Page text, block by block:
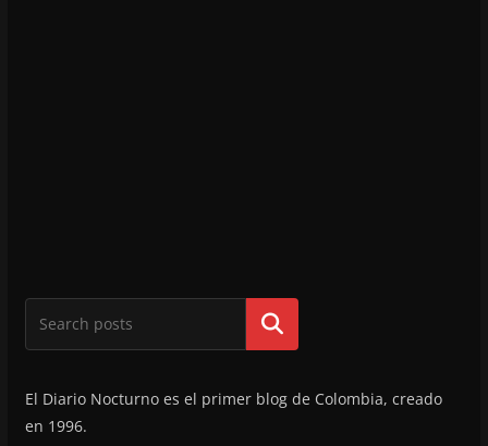
Buscar
El Diario Nocturno es el primer blog de Colombia, creado
en 1996.